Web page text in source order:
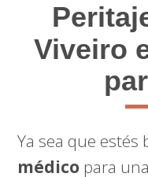
Viveiro
Ya sea que estés
médico para